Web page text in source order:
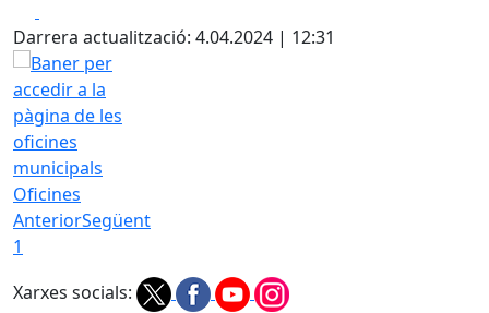
Darrera actualització: 4.04.2024 | 12:31
Oficines
AnteriorSegüent
1
Xarxes socials: